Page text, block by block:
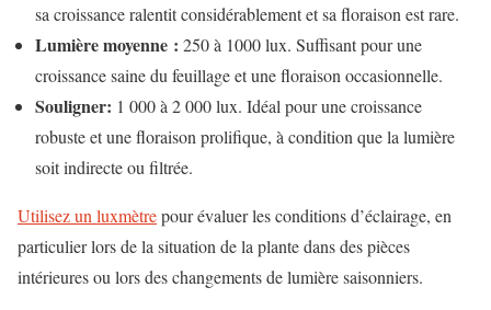
sa croissance ralentit considérablement et sa floraison est rare.
Lumière moyenne : 250 à 1000 lux. Suffisant pour une
croissance saine du feuillage et une floraison occasionnelle.
Souligner: 1 000 à 2 000 lux. Idéal pour une croissance
robuste et une floraison prolifique, à condition que la lumière
soit indirecte ou filtrée.
Utilisez un luxmètrepour évaluer les conditions d’éclairage, en
particulier lors de la situation de la plante dans des pièces
intérieures ou lors des changements de lumière saisonniers.